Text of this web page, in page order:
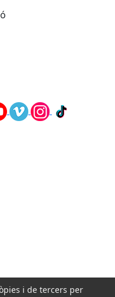
i de tercers per